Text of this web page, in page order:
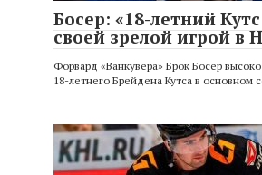
Босер: «18-летний
своей зрелой игрой в
Форвард «Ванкувера» Брок Босер
18-летнего Брейдена Кутса в основном